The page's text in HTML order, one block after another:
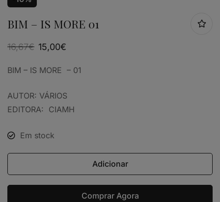
BIM – IS MORE 01
16,67€ 15,00€
BIM – IS MORE – 01
AUTOR: VÁRIOS
EDITORA: CIAMH
Em stock
Adicionar
Comprar Agora